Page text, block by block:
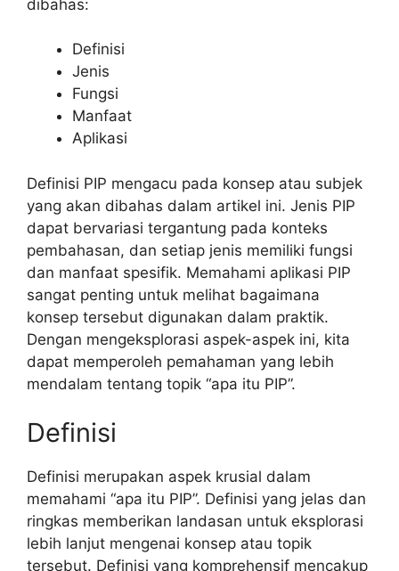
dibahas:
Definisi
Jenis
Fungsi
Manfaat
Aplikasi
Definisi PIP mengacu pada konsep atau subjek
yang akan dibahas dalam artikel ini. Jenis PIP
dapat bervariasi tergantung pada konteks
pembahasan, dan setiap jenis memiliki fungsi
dan manfaat spesifik. Memahami aplikasi PIP
sangat penting untuk melihat bagaimana
konsep tersebut digunakan dalam praktik.
Dengan mengeksplorasi aspek-aspek ini, kita
dapat memperoleh pemahaman yang lebih
mendalam tentang topik “apa itu PIP”.
Definisi
Definisi merupakan aspek krusial dalam
memahami “apa itu PIP”. Definisi yang jelas dan
ringkas memberikan landasan untuk eksplorasi
lebih lanjut mengenai konsep atau topik
tersebut. Definisi yang komprehensif mencakup